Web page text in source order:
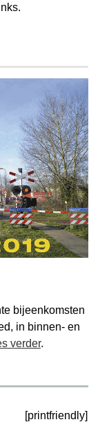
bijeenkomsten
in binnen- en
verder.
[printfriendly]